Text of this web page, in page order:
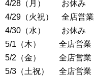
4/28（月） お休み
4/29（火祝） 全店営業
4/30（水） お休み
5/1（木） 全店営業
5/2（金） 全店営業
5/3（土祝） 全店営業